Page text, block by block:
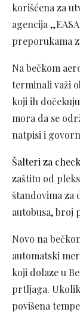
korišćena za
agencija
preporukama
Na bečkom
terminali važi
koji ih
mora da se
natpisi i
Šalteri za
zaštitu od
štandovima za
autobusa, broj
Novo na
automatski
koji dolaze u
prtljaga.
povišena